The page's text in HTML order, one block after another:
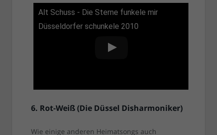
Alt Schuss - Die Sterne funkele mir
Düsseldorfer schunkele 2010
6. Rot-Weiß (Die Düssel Disharmoniker)
Wie einige anderen Heimatsongs auch